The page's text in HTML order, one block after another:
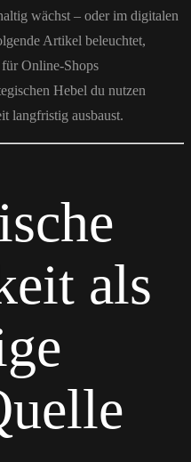
wächst – oder im digitalen
Artikel beleuchtet,
Online-Shops
Hebel du nutzen
langfristig ausbaust.
als